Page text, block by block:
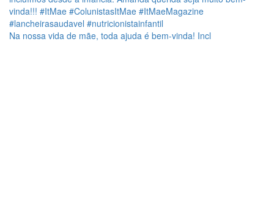
Na nossa vida de mãe, toda ajuda é bem-vinda! Incl